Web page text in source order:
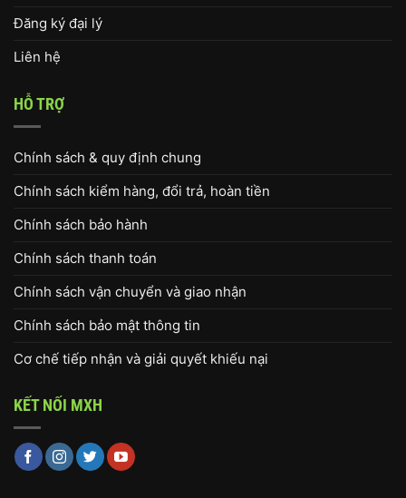
Đăng ký đại lý
Liên hệ
HỖ TRỢ
Chính sách & quy định chung
Chính sách kiểm hàng, đổi trả, hoàn tiền
Chính sách bảo hành
Chính sách thanh toán
Chính sách vận chuyển và giao nhận
Chính sách bảo mật thông tin
Cơ chế tiếp nhận và giải quyết khiếu nại
KẾT NỐI MXH